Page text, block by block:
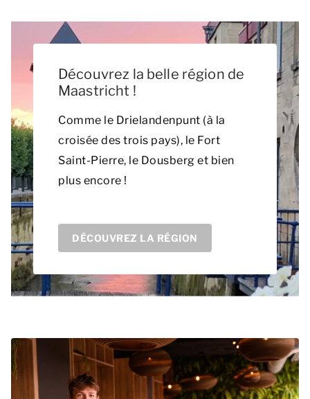
Découvrez la belle région de
Maastricht !
Comme le Drielandenpunt (à la
croisée des trois pays), le Fort
Saint-Pierre, le Dousberg et bien
plus encore !
DÉCOUVREZ LA RÉGION